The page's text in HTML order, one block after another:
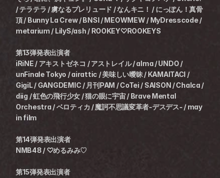
/ テラテラ / 虜なるプレリュード / なんキニ！ / にっぽん！真骨
頂 / Bunny La Crew / BNSI / MEOWMEW / MyDresscode /
metarium / LilyS/ash / ROOKEY♡ROOKEYS
第13弾発表出演者
iRiNE / アキストゼネコ / アストレイル / alma / UNDO /
unFinale Tokyo / airattic / 美味しい曖昧 / KAMAITACI /
GigiL / GANGDEMIC / 月刊PAM / CoTei / SAISON / Chalca /
diig / 虹色の飛行少女 / 猫の眼に宇宙 / Brave Mental
Orchestra / ベロティカ / 魔訶不思議変革者-デスデス- / may
in film
第14弾発表出演者
NMB48 / ♡めるみみ♡
第15弾発表出演者